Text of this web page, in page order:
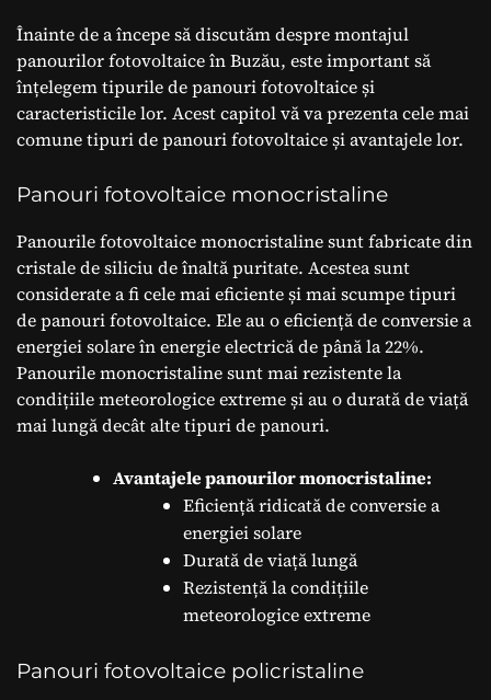
Înainte de a începe să discutăm despre montajul
panourilor fotovoltaice în Buzău, este important să
înțelegem tipurile de panouri fotovoltaice și
caracteristicile lor. Acest capitol vă va prezenta cele mai
comune tipuri de panouri fotovoltaice și avantajele lor.
Panouri fotovoltaice monocristaline
Panourile fotovoltaice monocristaline sunt fabricate din
cristale de siliciu de înaltă puritate. Acestea sunt
considerate a fi cele mai eficiente și mai scumpe tipuri
de panouri fotovoltaice. Ele au o eficiență de conversie a
energiei solare în energie electrică de până la 22%.
Panourile monocristaline sunt mai rezistente la
condițiile meteorologice extreme și au o durată de viață
mai lungă decât alte tipuri de panouri.
Avantajele panourilor monocristaline:
Eficiență ridicată de conversie a
energiei solare
Durată de viață lungă
Rezistență la condițiile
meteorologice extreme
Panouri fotovoltaice policristaline